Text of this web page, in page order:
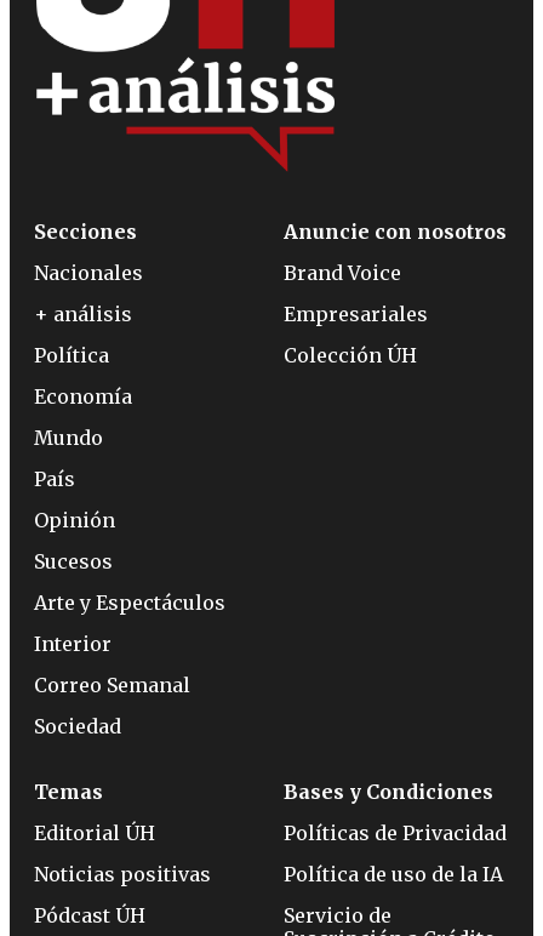
Secciones
Nacionales
+ análisis
Política
Economía
Mundo
País
Opinión
Sucesos
Arte y Espectáculos
Interior
Correo Semanal
Sociedad
Anuncie con nosotros
Brand Voice
Empresariales
Colección ÚH
Temas
Editorial ÚH
Noticias positivas
Pódcast ÚH
Bases y Condiciones
Políticas de Privacidad
Política de uso de la IA
Servicio de